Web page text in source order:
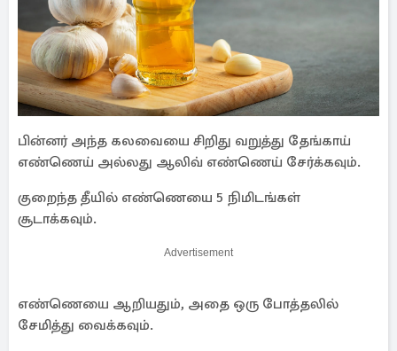
பின்னர் அந்த கலவையை சிறிது வறுத்து தேங்காய்
எண்ணெய் அல்லது ஆலிவ் எண்ணெய் சேர்க்கவும்.
குறைந்த தீயில் எண்ணெயை 5 நிமிடங்கள்
சூடாக்கவும்.
Advertisement
எண்ணெயை ஆறியதும், அதை ஒரு போத்தலில்
சேமித்து வைக்கவும்.